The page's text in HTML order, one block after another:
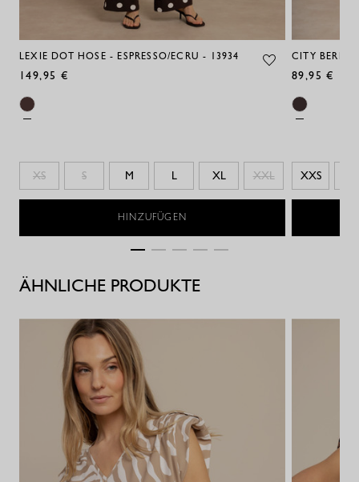
LEXIE DOT HOSE - ESPRESSO/ECRU - 13934
149,95 €
XS S M L XL XXL
HINZUFÜGEN
CITY
89,95 €
XXS
ÄHNLICHE PRODUKTE